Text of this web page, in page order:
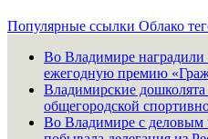
Популярные ссылки Облако
Во Владимире
ежегодную премию
Владимирские дошколята
общегородской
Во Владимире с деловым